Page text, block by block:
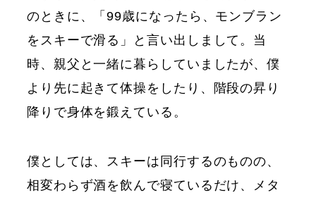
のときに、「99歳になったら、モンブラン
をスキーで滑る」と言い出しまして。当
時、親父と一緒に暮らしていましたが、僕
より先に起きて体操をしたり、階段の昇り
降りで身体を鍛えている。
僕としては、スキーは同行するのものの、
相変わらず酒を飲んで寝ているだけ、メタ